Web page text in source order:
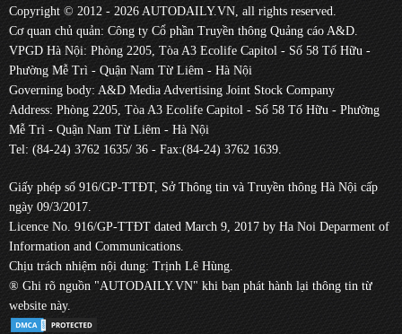
Copyright © 2012 - 2026 AUTODAILY.VN, all rights reserved.
Cơ quan chủ quản: Công ty Cổ phần Truyền thông Quảng cáo A&D.
VPGD Hà Nội: Phòng 2205, Tòa A3 Ecolife Capitol - Số 58 Tố Hữu -
Phường Mễ Trì - Quận Nam Từ Liêm - Hà Nội
Governing body: A&D Media Advertising Joint Stock Company
Address: Phòng 2205, Tòa A3 Ecolife Capitol - Số 58 Tố Hữu - Phường
Mễ Trì - Quận Nam Từ Liêm - Hà Nội
Tel: (84-24) 3762 1635/ 36 - Fax:(84-24) 3762 1639.
Giấy phép số 916/GP-TTĐT, Sở Thông tin và Truyền thông Hà Nội cấp
ngày 09/3/2017.
Licence No. 916/GP-TTĐT dated March 9, 2017 by Ha Noi Deparment of
Information and Communications.
Chịu trách nhiệm nội dung: Trịnh Lê Hùng.
® Ghi rõ nguồn "AUTODAILY.VN" khi bạn phát hành lại thông tin từ
website này.